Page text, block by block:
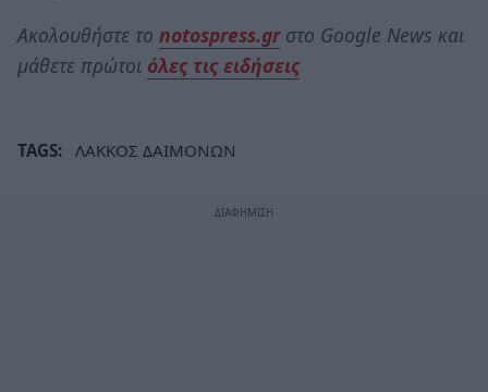
Ακολουθήστε το notospress.grστο Google News και
μάθετε πρώτοι όλες τις ειδήσεις
TAGS: ΛΑΚΚΟΣ ΔΑΙΜΟΝΩΝ